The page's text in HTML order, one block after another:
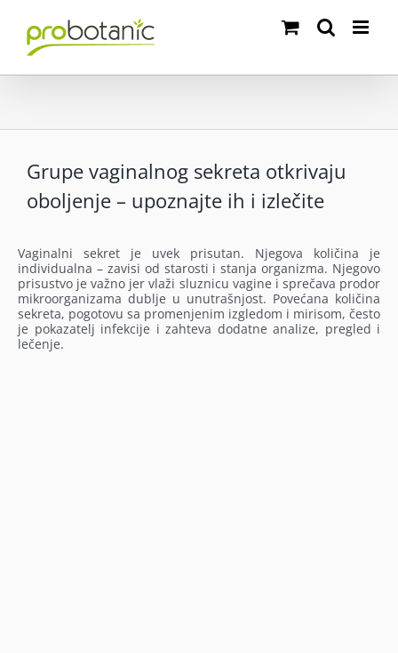
content
Grupe vaginalnog sekreta otkrivaju
oboljenje – upoznajte ih i izlečite
Vaginalni sekret je uvek prisutan. Njegova količina je
individualna – zavisi od starosti i stanja organizma. Njegovo
prisustvo je važno jer vlaži sluznicu vagine i sprečava prodor
mikroorganizama dublje u unutrašnjost. Povećana količina
sekreta, pogotovu sa promenjenim izgledom i mirisom, često
je pokazatelj infekcije i zahteva dodatne analize, pregled i
lečenje.